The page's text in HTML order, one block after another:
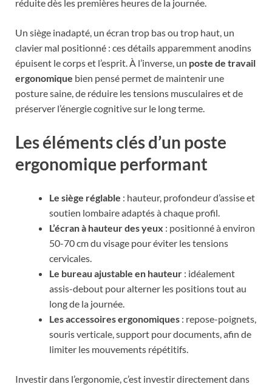
réduite dès les premières heures de la journée.
Un siège inadapté, un écran trop bas ou trop haut, un
clavier mal positionné : ces détails apparemment anodins
épuisent le corps et l’esprit. À l’inverse, un poste de travail
ergonomique bien pensé permet de maintenir une
posture saine, de réduire les tensions musculaires et de
préserver l’énergie cognitive sur le long terme.
Les éléments clés d’un poste
ergonomique performant
Le siège réglable : hauteur, profondeur d’assise et
soutien lombaire adaptés à chaque profil.
L’écran à hauteur des yeux : positionné à environ
50-70 cm du visage pour éviter les tensions
cervicales.
Le bureau ajustable en hauteur : idéalement
assis-debout pour alterner les positions tout au
long de la journée.
Les accessoires ergonomiques : repose-poignets,
souris verticale, support pour documents, afin de
limiter les mouvements répétitifs.
Investir dans l’ergonomie, c’est investir directement dans